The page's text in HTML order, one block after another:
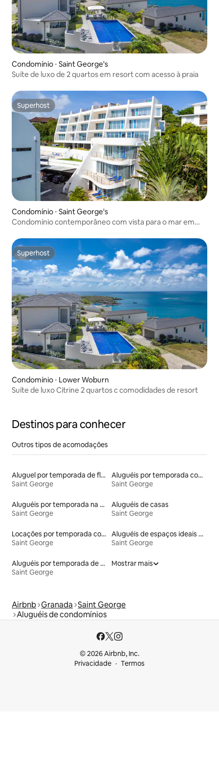
Condomínio ⋅ Saint George's
Suíte de luxo de 2 quartos em resort com acesso à praia
Superhost
Superhost
Condomínio ⋅ Saint George's
Condomínio contemporâneo com vista para o mar em
Superhost
Superhost
Condomínio ⋅ Lower Woburn
Suíte de luxo Citrine 2 quartos c comodidades de resort
Destinos para conhecer
Outros tipos de acomodações
Aluguel por temporada de flats
Saint George
Aluguéis por temporada com caiaque
Saint George
Aluguéis por temporada na orla
Saint George
Aluguéis de casas
Saint George
Locações por temporada com piscina
Saint George
Aluguéis de espaços ideais para famílias
Saint George
Aluguéis por temporada de acomodações de luxo
Saint George
Mostrar mais
Airbnb Granada Saint George
Aluguéis de condomínios
© 2026 Airbnb, Inc.
Privacidade
Termos